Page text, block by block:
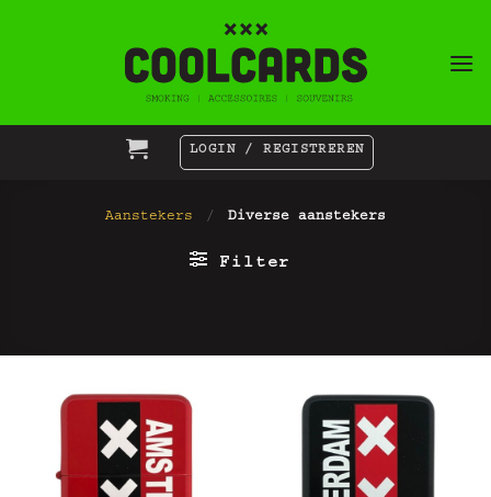
LOGIN / REGISTREREN
Aanstekers / Diverse aanstekers
Filter